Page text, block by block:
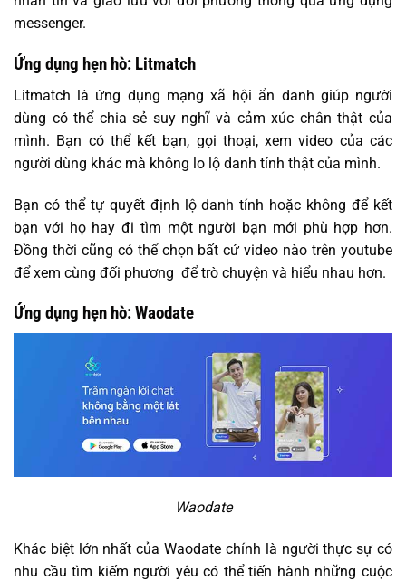
messenger.
Ứng dụng hẹn hò: Litmatch
Litmatch là ứng dụng mạng xã hội ẩn danh giúp người
dùng có thể chia sẻ suy nghĩ và cảm xúc chân thật của
mình. Bạn có thể kết bạn, gọi thoại, xem video của các
người dùng khác mà không lo lộ danh tính thật của mình.
Bạn có thể tự quyết định lộ danh tính hoặc không để kết
bạn với họ hay đi tìm một người bạn mới phù hợp hơn.
Đồng thời cũng có thể chọn bất cứ video nào trên youtube
để xem cùng đối phương để trò chuyện và hiểu nhau hơn.
Ứng dụng hẹn hò: Waodate
Waodate
Khác biệt lớn nhất của Waodate chính là người thực sự có
nhu cầu tìm kiếm người yêu có thể tiến hành những cuộc